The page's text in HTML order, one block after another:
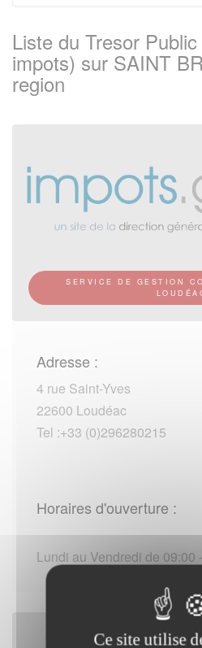
Liste du Tresor
impots) sur SAINT
region
SERVICE DE GESTION
Adresse :
4 rue Saint-Yves
22600 Loudéac
Tel :+33 (0)296280215
Horaires d'ouverture :
Lundi au Vendredi de 09:00
Ce site utilise